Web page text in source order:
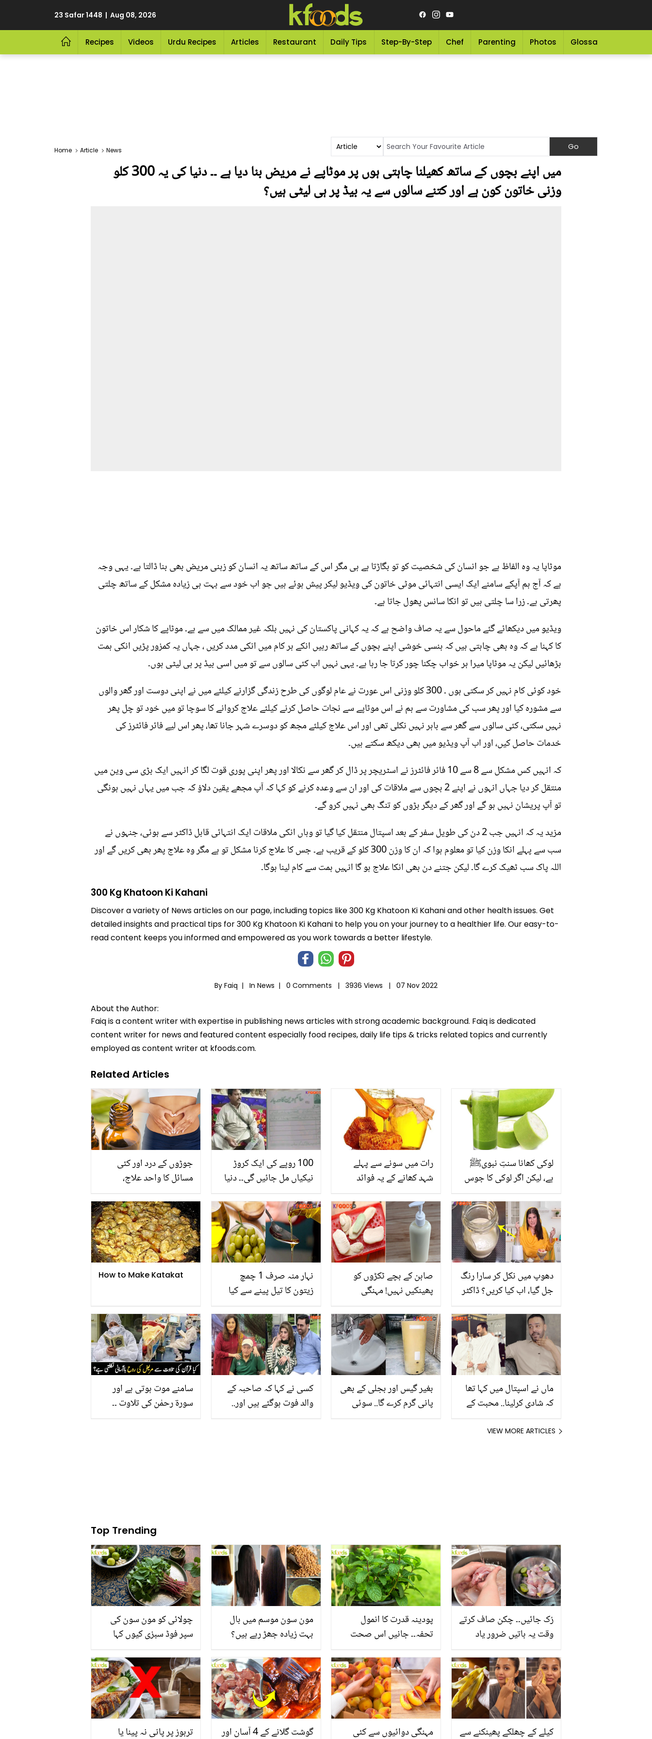
23 Safar 1448 | Aug 08, 2026
Recipes Videos Urdu Recipes Articles Restaurant Daily Tips Step-By-Step Chef Parenting Photos Glossary
Home Article News
میں اپنے بچوں کے ساتھ کھیلنا چاہتی ہوں پر موٹاپے نے مریض بنا دیا ہے ۔۔ دنیا کی یہ 300 کلو
وزنی خاتون کون ہے اور کتنے سالوں سے یہ بیڈ پر ہی لیٹی ہیں؟
موٹاپا یہ وہ الفاظ ہے جو انسان کی شخصیت کو تو بگاڑتا ہے ہی مگر اس کے ساتھ ساتھ یہ انسان کو زہنی مریض بھی بنا ڈالتا ہے۔ یہی وجہ
ہے کہ آج ہم آپکے سامنے ایک ایسی انتہائی موٹی خاتون کی ویڈیو لیکر پیش ہوئے ہیں جو اب خود سے بہت ہی زیادہ مشکل کے ساتھ چلتی
پھرتی ہے۔ زرا سا چلتی ہیں تو انکا سانس پھول جاتا ہے۔
ویڈیو میں دیکھائے گئے ماحول سے یہ صاف واضح ہے کہ یہ کہانی پاکستان کی نہیں بلکہ غیر ممالک میں سے ہے۔ موٹاپے کا شکار اس خاتون
کا کہنا ہے کہ وہ بھی چاہتی ہیں کہ ہنسی خوشی اپنے بچوں کے ساتھ رہیں انکے ہر کام میں انکی مدد کریں ، جہاں یہ کمزور پڑیں انکی ہمت
بڑھائیں لیکن یہ موٹاپا میرا ہر خواب چکنا چور کرتا جا رہا ہے۔ یہی نہیں اب کئی سالوں سے تو میں اسی بیڈ پر ہی لیٹی ہوں۔
خود کوئی کام نہیں کر سکتی ہوں ۔ 300 کلو وزنی اس عورت نے عام لوگوں کی طرح زندگی گزارنے کیلئے میں نے اپنی دوست اور گھر والوں
سے مشورہ کیا اور پھر سب کی مشاورت سے ہم نے اس موٹاپے سے نجات حاصل کرنے کیلئے علاج کروانے کا سوچا تو میں خود تو چل پھر
نہیں سکتی، کئی سالوں سے گھر سے باہر نہیں نکلی تھی اور اس علاج کیلئے مجھ کو دوسرے شہر جانا تھا، پھر اس لیے فائر فائٹرز کی
خدمات حاصل کیں، اور اب آپ ویڈیو میں بھی دیکھ سکتے ہیں۔
کہ انہیں کس مشکل سے 8 سے 10 فائر فائٹرز نے اسٹریچر پر ڈال کر گھر سے نکالا اور پھر اپنی پوری قوت لگا کر انہیں ایک بڑی سی وین میں
منتقل کر دیا جہاں انہوں نے اپنے 2 بچوں سے ملاقات کی اور ان سے وعدہ کرنے کو کہا کہ آپ مجھے یقین دلاؤ کہ جب میں یہاں نہیں ہونگی
تو آپ پریشان نہیں ہو گے اور گھر کے دیگر بڑوں کو تنگ بھی نہیں کرو گے۔
مزید یہ کہ انہیں جب 2 دن کی طویل سفر کے بعد اسپتال منتقل کیا گیا تو وہاں انکی ملاقات ایک انتہائی قابل ڈاکٹر سے ہوئی، جنہوں نے
سب سے پہلے انکا وزن کیا تو معلوم ہوا کہ ان کا وزن 300 کلو کے قریب ہے۔ جس کا علاج کرنا مشکل تو ہے مگر وہ علاج پھر بھی کریں گے اور
اللہ پاک سب ٹھیک کرے گا۔ لیکن جتنے دن بھی انکا علاج ہو گا انہیں ہمت سے کام لینا ہوگا۔
300 Kg Khatoon Ki Kahani
Discover a variety of News articles on our page, including topics like 300 Kg Khatoon Ki Kahani and other health issues. Get
detailed insights and practical tips for 300 Kg Khatoon Ki Kahani to help you on your journey to a healthier life. Our easy-to-
read content keeps you informed and empowered as you work towards a better lifestyle.
By Faiq | In News | 0 Comments | 3936 Views | 07 Nov 2022
About the Author:
Faiq is a content writer with expertise in publishing news articles with strong academic background. Faiq is dedicated
content writer for news and featured content especially food recipes, daily life tips & tricks related topics and currently
employed as content writer at kfoods.com.
Related Articles
جوڑوں کے درد اور کئی
مسائل کا واحد علاج،
مالش کرنا صحت کے لئے
کس قدر فائدے مند ہے؟
100 روپے کی ایک کروڑ
نیکیاں مل جائیں گی۔۔ دنیا
والا بھکاری، پولیس نے اس
کے ساتھ کیا کیا اور یہ
لوگوں سے کس طرح پیسے
لیتا تھا؟ عجیب نوعیت کا
واقعہ
رات میں سونے سے پہلے
شہد کھانے کے یہ فوائد
لوکی کھانا سنتِ نبویﷺ
ہے، لیکن اگر لوکی کا جوس
حیرت انگیز فوائد جان کر
آپ بھی حیران رہ جائیں
گے، جانیں لوکی کے جوس
کے 5 حیرت انگیز فوائد
How to Make Katakat
نہار منہ صرف 1 چمچ
زیتون کا تیل پینے سے کیا
کرشماتی تیل کے بے شمار
کمالات جن سے آپ بھی
فائدہ اٹھا سکتے ہیں
صابن کے بچے ٹکڑوں کو
پھینکیں نہیں! مہنگی
گھر میں ان ٹکڑوں سے
لوشن بنائیں جو آپ کی جلد
کو نرم و ملائم بنائے
دھوپ میں نکل کر سارا رنگ
جل گیا، اب کیا کریں؟ ڈاکٹر
جو جھلسی ہوئی جلد کو
صاف اور تر و تازہ کرے
سامنے موت ہوتی ہے اور
سورۃ رحمٰن کی تلاوت ۔۔
کسی نے کہا کہ صاحبہ کے
والد فوت ہوگئے ہیں اور..
بغیر گیس اور بجلی کے بھی
پانی گرم کرے گا.. سوئی
ماں نے اسپتال میں کہا تھا
کہ شادی کرلینا.. محبت کے
کے بعد دوسری شادی کیوں
VIEW MORE ARTICLES
Top Trending
چولائی کو مون سون کی
سپر فوڈ سبزی کیوں کہا
منرلز اور اینٹی آکسیڈنٹس
سے بھرپور اس سبزی کے
فائدے
مون سون موسم میں بال
بہت زیادہ جھڑ رہے ہیں؟
بنانے کے چند قدرتی طریقے
پودینہ قدرت کا انمول
تحفہ۔۔ جانیں اس صحت
انگیز طبی فوائد
رُک جائیں۔۔ چکن صاف کرتے
وقت یہ باتیں ضرور یاد
تربوز پر پانی نہ پینا یا گوشت گلانے کے 4 آسان اور مہنگی دوائیوں سے کئی کیلے کے چھلکے پھینکنے سے